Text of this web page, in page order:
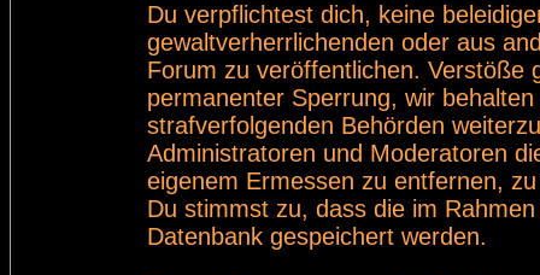
Du verpflichtest dich, keine
gewaltverherrlichenden oder aus
Forum zu veröffentlichen. Verstöße
permanenter Sperrung, wir
strafverfolgenden Behörden
Administratoren und Moderatoren
eigenem Ermessen zu entfernen,
Du stimmst zu, dass die im
Datenbank gespeichert werden.